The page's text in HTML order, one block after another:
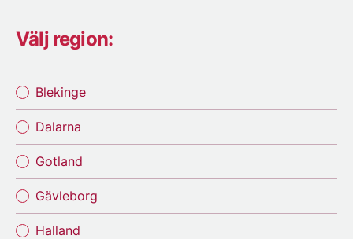
Välj region:
Blekinge
Dalarna
Gotland
Gävleborg
Halland